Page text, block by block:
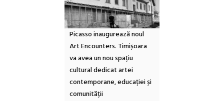
Picasso inaugurează noul
Art Encounters. Timișoara
va avea un nou spațiu
cultural dedicat artei
contemporane, educației și
comunității